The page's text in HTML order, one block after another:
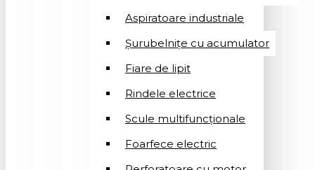
Aspiratoare industriale
Șurubelnițe cu acumulator
Fiare de lipit
Rindele electrice
Scule multifuncționale
Foarfece electric